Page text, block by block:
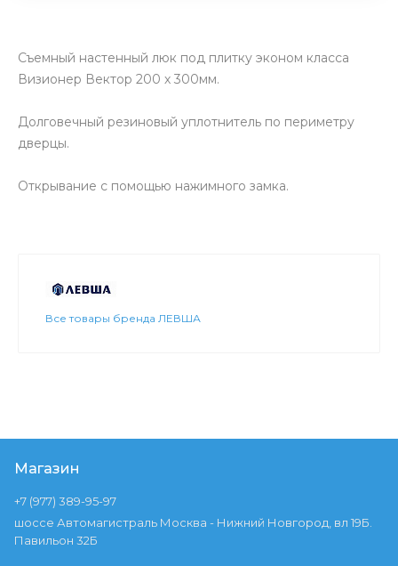
Съемный настенный люк под плитку эконом класса
Визионер Вектор 200 х 300мм.
Долговечный резиновый уплотнитель по периметру
дверцы.
Открывание с помощью нажимного замка.
Все товары бренда ЛЕВША
Магазин
+7 (977) 389-95-97
шоссе Автомагистраль Москва - Нижний Новгород, вл 19Б.
Павильон 32Б